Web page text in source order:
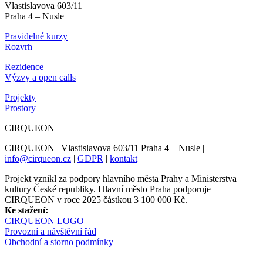
Vlastislavova 603/11
Praha 4 – Nusle
Pravidelné kurzy
Rozvrh
Rezidence
Výzvy a open calls
Projekty
Prostory
CIRQUEON
CIRQUEON | Vlastislavova 603/11 Praha 4 – Nusle |
info@cirqueon.cz | GDPR | kontakt
Projekt vznikl za podpory hlavního města Prahy a Ministerstva
kultury České republiky. Hlavní město Praha podporuje
CIRQUEON v roce 2025 částkou 3 100 000 Kč.
Ke stažení:
CIRQUEON LOGO
Provozní a návštěvní řád
Obchodní a storno podmínky